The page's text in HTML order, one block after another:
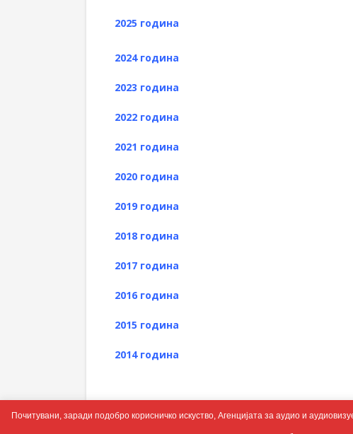
2025 година
2024 година
2023 година
2022 година
2021 година
2020 година
2019 година
2018 година
2017 година
2016 година
2015 година
2014 година
Почитувани, заради подобро корисничко искуство, Агенцијата за аудио и